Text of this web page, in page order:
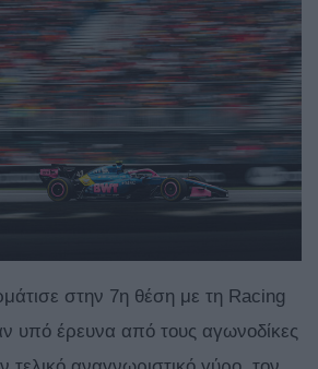
στην 7η θέση με τη Racing
υπό έρευνα από τους αγωνοδίκες